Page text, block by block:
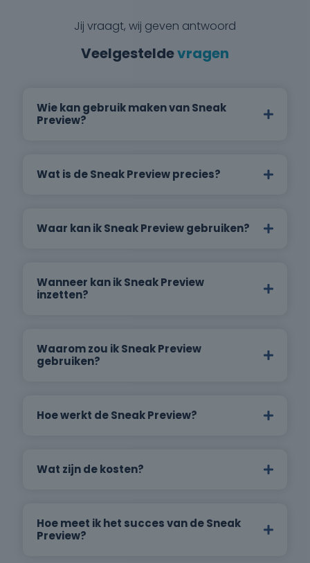
Jij vraagt, wij geven antwoord
Veelgesteldevragen
Wie kan gebruik maken van Sneak
Preview?
Wat is de Sneak Preview precies?
Waar kan ik Sneak Preview gebruiken?
Wanneer kan ik Sneak Preview
inzetten?
Waarom zou ik Sneak Preview
gebruiken?
Hoe werkt de Sneak Preview?
Wat zijn de kosten?
Hoe meet ik het succes van de Sneak
Preview?